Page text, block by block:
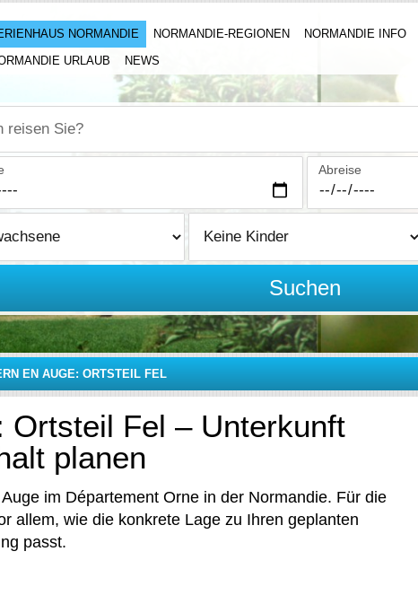
NORMANDIE NORMANDIE-REGIONEN
NORMANDIE INFO
URLAUB
NEWS
Sie?
Abreise
Suchen
EN AUGE: ORTSTEIL FEL
Ortsteil Fel – Unterkunft
planen
im Département Orne in der Normandie. Für die
allem, wie die konkrete Lage zu Ihren geplanten
passt.